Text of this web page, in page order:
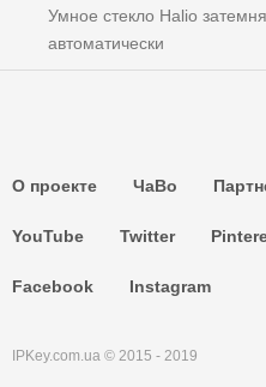
Умное стекло Halio
автоматически
О проекте ЧаВо
YouTube Twitter
Facebook Instagram
IPKey.com.ua © 2015 - 2019